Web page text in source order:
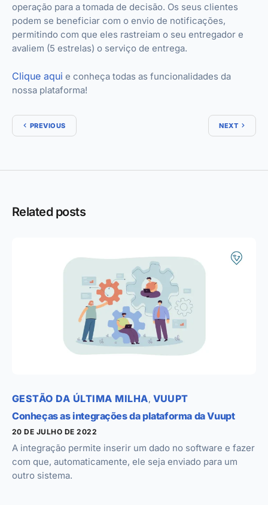
operação para a tomada de decisão. Os seus clientes
podem se beneficiar com o envio de notificações,
permitindo com que eles rastreiam o seu entregador e
avaliem (5 estrelas) o serviço de entrega.
Clique aqui e conheça todas as funcionalidades da
nossa plataforma!
PREVIOUS NEXT
Related posts
GESTÃO DA ÚLTIMA MILHA, VUUPT
Conheças as integrações da plataforma da Vuupt
20 DE JULHO DE 2022
A integração permite inserir um dado no software e fazer
com que, automaticamente, ele seja enviado para um
outro sistema.